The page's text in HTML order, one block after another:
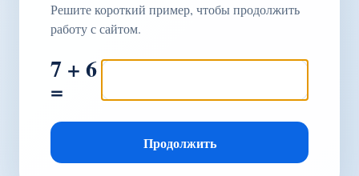
Решите короткий пример, чтобы продолжить
работу с сайтом.
7 + 6
=
Продолжить